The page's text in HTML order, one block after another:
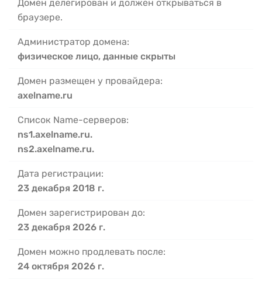
Домен делегирован и должен открываться в
браузере.
Администратор домена:
физическое лицо, данные скрыты
Домен размещен у провайдера:
axelname.ru
Список Name-серверов:
ns1.axelname.ru.
ns2.axelname.ru.
Дата регистрации:
23 декабря 2018 г.
Домен зарегистрирован до:
23 декабря 2026 г.
Домен можно продлевать после:
24 октября 2026 г.